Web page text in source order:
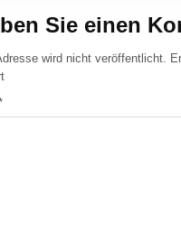
Sie einen
wird nicht veröffentlicht.